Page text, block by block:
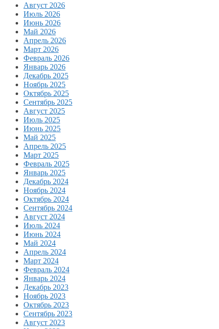
Август 2026
Июль 2026
Июнь 2026
Май 2026
Апрель 2026
Март 2026
Февраль 2026
Январь 2026
Декабрь 2025
Ноябрь 2025
Октябрь 2025
Сентябрь 2025
Август 2025
Июль 2025
Июнь 2025
Май 2025
Апрель 2025
Март 2025
Февраль 2025
Январь 2025
Декабрь 2024
Ноябрь 2024
Октябрь 2024
Сентябрь 2024
Август 2024
Июль 2024
Июнь 2024
Май 2024
Апрель 2024
Март 2024
Февраль 2024
Январь 2024
Декабрь 2023
Ноябрь 2023
Октябрь 2023
Сентябрь 2023
Август 2023